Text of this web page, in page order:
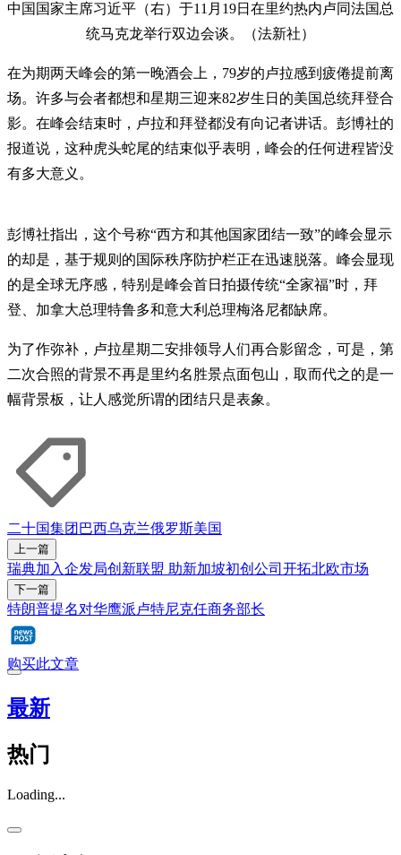
中国国家主席习近平（右）于11月19日在里约热内卢同法国总
统马克龙举行双边会谈。（法新社）
在为期两天峰会的第一晚酒会上，79岁的卢拉感到疲倦提前离
场。许多与会者都想和星期三迎来82岁生日的美国总统拜登合
影。在峰会结束时，卢拉和拜登都没有向记者讲话。彭博社的
报道说，这种虎头蛇尾的结束似乎表明，峰会的任何进程皆没
有多大意义。
彭博社指出，这个号称“西方和其他国家团结一致”的峰会显示
的却是，基于规则的国际秩序防护栏正在迅速脱落。峰会显现
的是全球无序感，特别是峰会首日拍摄传统“全家福”时，拜
登、加拿大总理特鲁多和意大利总理梅洛尼都缺席。
为了作弥补，卢拉星期二安排领导人们再合影留念，可是，第
二次合照的背景不再是里约名胜景点面包山，取而代之的是一
幅背景板，让人感觉所谓的团结只是表象。
二十国集团 巴西乌克兰俄罗斯美国
上一篇
瑞典加入企发局创新联盟 助新加坡初创公司开拓北欧市场
下一篇
特朗普提名对华鹰派卢特尼克任商务部长
购买此文章
最新
热门
Loading...